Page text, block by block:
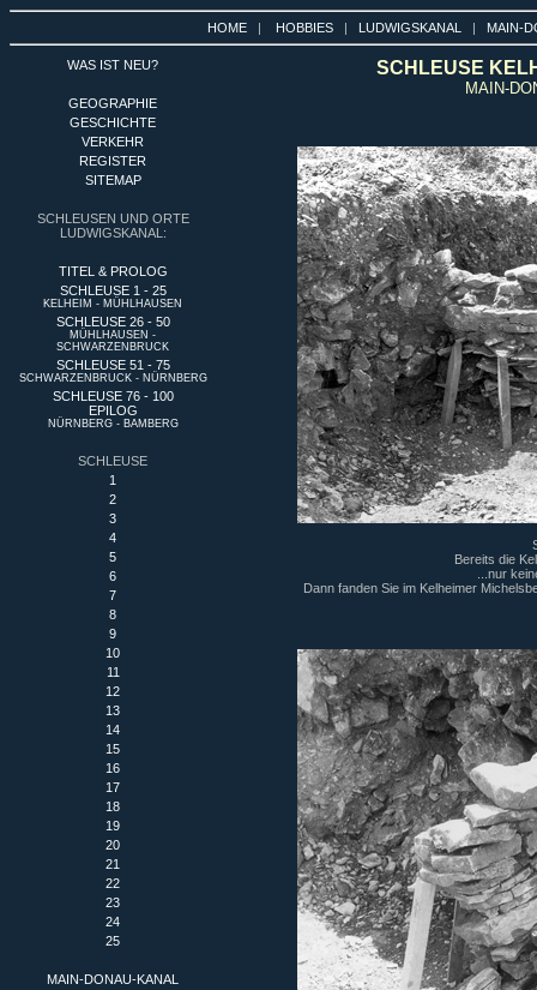
HOME | HOBBIES | LUDWIGSKANAL | MAIN-
WAS IST NEU?
GEOGRAPHIE
GESCHICHTE
VERKEHR
REGISTER
SITEMAP
SCHLEUSEN UND ORTE
LUDWIGSKANAL:
TITEL & PROLOG
SCHLEUSE 1 - 25
KELHEIM - MÜHLHAUSEN
SCHLEUSE 26 - 50
MÜHLHAUSEN -
SCHWARZENBRUCK
SCHLEUSE 51 - 75
SCHWARZENBRUCK - NÜRNBERG
SCHLEUSE 76 - 100
EPILOG
NÜRNBERG - BAMBERG
SCHLEUSE
1
2
3
4
5
6
7
8
9
10
11
12
13
14
15
16
17
18
19
20
21
22
23
24
25
MAIN-DONAU-KANAL
SCHLEUSE
MAIN-
Bereits die
...nur
Dann fanden Sie im Kelheimer